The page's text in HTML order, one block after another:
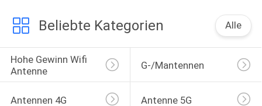
Beliebte Kategorien Alle
Hohe Gewinn Wifi
Antenne
G-/Mantennen
Antennen 4G Antenne 5G